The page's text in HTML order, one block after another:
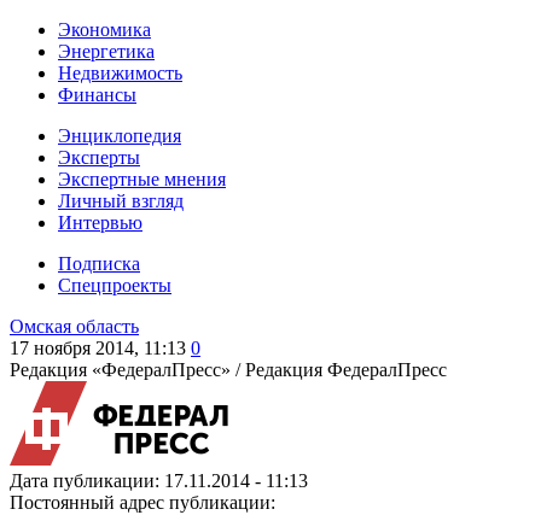
Экономика
Энергетика
Недвижимость
Финансы
Энциклопедия
Эксперты
Экспертные мнения
Личный взгляд
Интервью
Подписка
Спецпроекты
Омская область
17 ноября 2014, 11:13 0
Редакция «ФедералПресс» /Редакция ФедералПресс
Дата публикации: 17.11.2014 - 11:13
Постоянный адрес публикации: